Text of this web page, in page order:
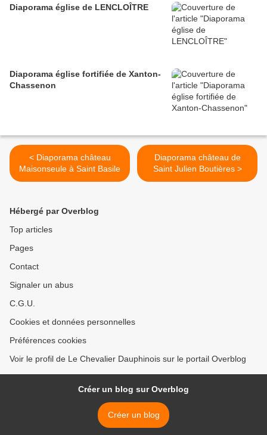
Diaporama église de LENCLOÎTRE
Diaporama église fortifiée de Xanton-
Chassenon
< Diaporama château
Maisonseule à Saint Basile
Diaporama château de
Saint Julien Boutières >
Hébergé par Overblog
Top articles
Pages
Contact
Signaler un abus
C.G.U.
Cookies et données personnelles
Préférences cookies
Voir le profil de Le Chevalier Dauphinois sur le portail Overblog
Créer un blog sur Overblog
Créer un blog